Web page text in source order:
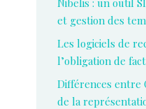
Nibelis : un outil
et gestion des
Les logiciels de
l’obligation de
Différences entre
de la